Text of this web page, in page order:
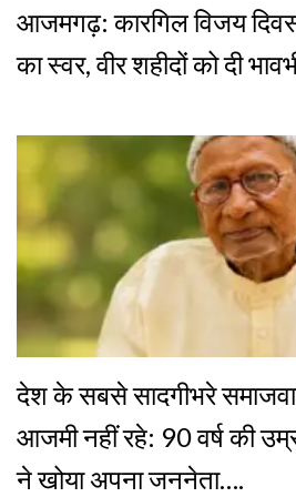
आजमगढ़: कारगिल विजय
का स्वर, वीर शहीदों को दी
देश के सबसे सादगीभरे
आजमी नहीं रहे: 90 वर्ष की
ने खोया अपना जननेता….